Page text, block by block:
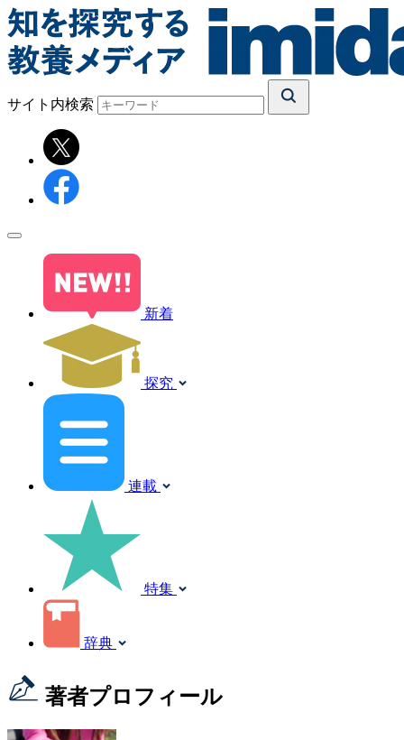
サイト内検索
新着
探究
連載
特集
辞典
著者プロフィール